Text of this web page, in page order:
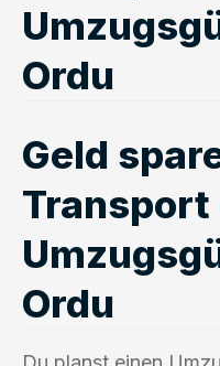
Ordu
Geld
Transport
Ordu